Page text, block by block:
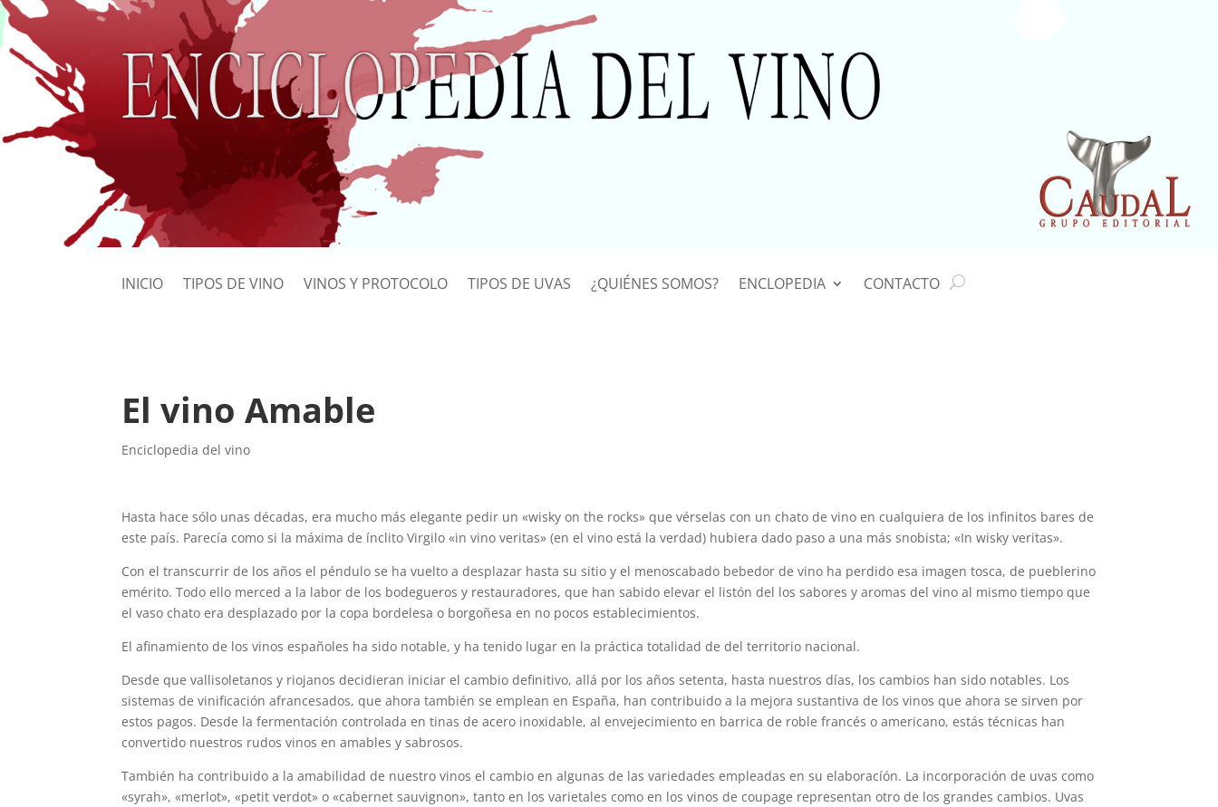
INICIO TIPOS DE VINO VINOS Y PROTOCOLO TIPOS DE UVAS ¿QUIÉNES SOMOS? ENCLOPEDIA CONTACTO
El vino Amable
Enciclopedia del vino
Hasta hace sólo unas décadas, era mucho más elegante pedir un «wisky on the rocks» que vérselas con un chato de vino en cualquiera de los infinitos bares de
este país. Parecía como si la máxima de ínclito Virgilo «in vino veritas» (en el vino está la verdad) hubiera dado paso a una más snobista; «In wisky veritas».
Con el transcurrir de los años el péndulo se ha vuelto a desplazar hasta su sitio y el menoscabado bebedor de vino ha perdido esa imagen tosca, de pueblerino
emérito. Todo ello merced a la labor de los bodegueros y restauradores, que han sabido elevar el listón del los sabores y aromas del vino al mismo tiempo que
el vaso chato era desplazado por la copa bordelesa o borgoñesa en no pocos establecimientos.
El afinamiento de los vinos españoles ha sido notable, y ha tenido lugar en la práctica totalidad de del territorio nacional.
Desde que vallisoletanos y riojanos decidieran iniciar el cambio definitivo, allá por los años setenta, hasta nuestros días, los cambios han sido notables. Los
sistemas de vinificación afrancesados, que ahora también se emplean en España, han contribuido a la mejora sustantiva de los vinos que ahora se sirven por
estos pagos. Desde la fermentación controlada en tinas de acero inoxidable, al envejecimiento en barrica de roble francés o americano, estás técnicas han
convertido nuestros rudos vinos en amables y sabrosos.
También ha contribuido a la amabilidad de nuestro vinos el cambio en algunas de las variedades empleadas en su elaboracíón. La incorporación de uvas como
«syrah», «merlot», «petit verdot» o «cabernet sauvignon», tanto en los varietales como en los vinos de coupage representan otro de los grandes cambios. Uvas